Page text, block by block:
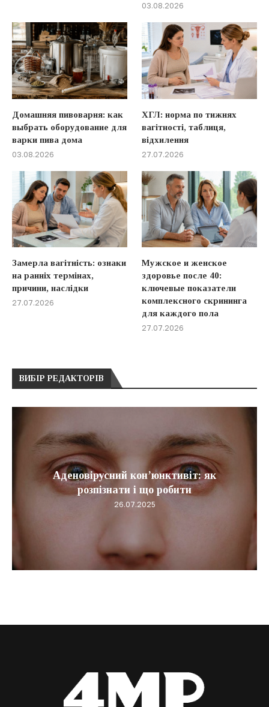
03.08.2026
Домашняя пивоварня: как
выбрать оборудование для
варки пива дома
03.08.2026
ХГЛ: норма по тижнях
вагітності, таблиця,
відхилення
27.07.2026
Замерла вагітність: ознаки
на ранніх термінах,
причини, наслідки
27.07.2026
Мужское и женское
здоровье после 40:
ключевые показатели
комплексного скрининга
для каждого пола
27.07.2026
ВИБІР РЕДАКТОРІВ
Аденовірусний кон’юнктивіт: як
розпізнати і що робити
26.07.2025